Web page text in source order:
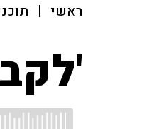
ראשי |